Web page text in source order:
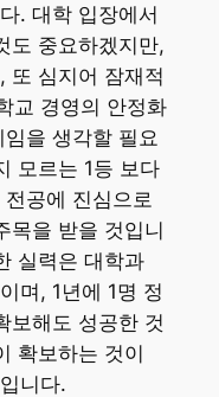
. 대학 입장에서
도 중요하겠지만,
또 심지어 잠재적
교 경영의 안정화
을 생각할 필요
모르는 1등 보다
공에 진심으로
목을 받을 것입니
실력은 대학과
며, 1년에 1명 정
보해도 성공한 것
확보하는 것이
니다.